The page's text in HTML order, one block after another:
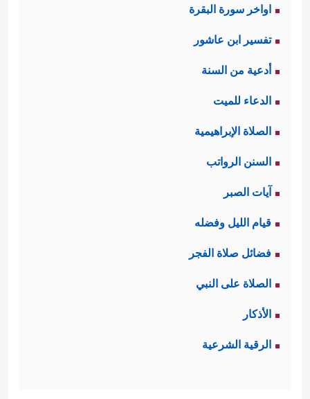
اواخر سورة البقرة
تفسير ابن عاشور
أدعية من السنة
الدعاء للميت
الصلاة الإبراهيمية
السنن الرواتب
آيات الصبر
قيام الليل وفضله
فضائل صلاة الفجر
الصلاة على النبي
الأذكار
الرقية الشرعية